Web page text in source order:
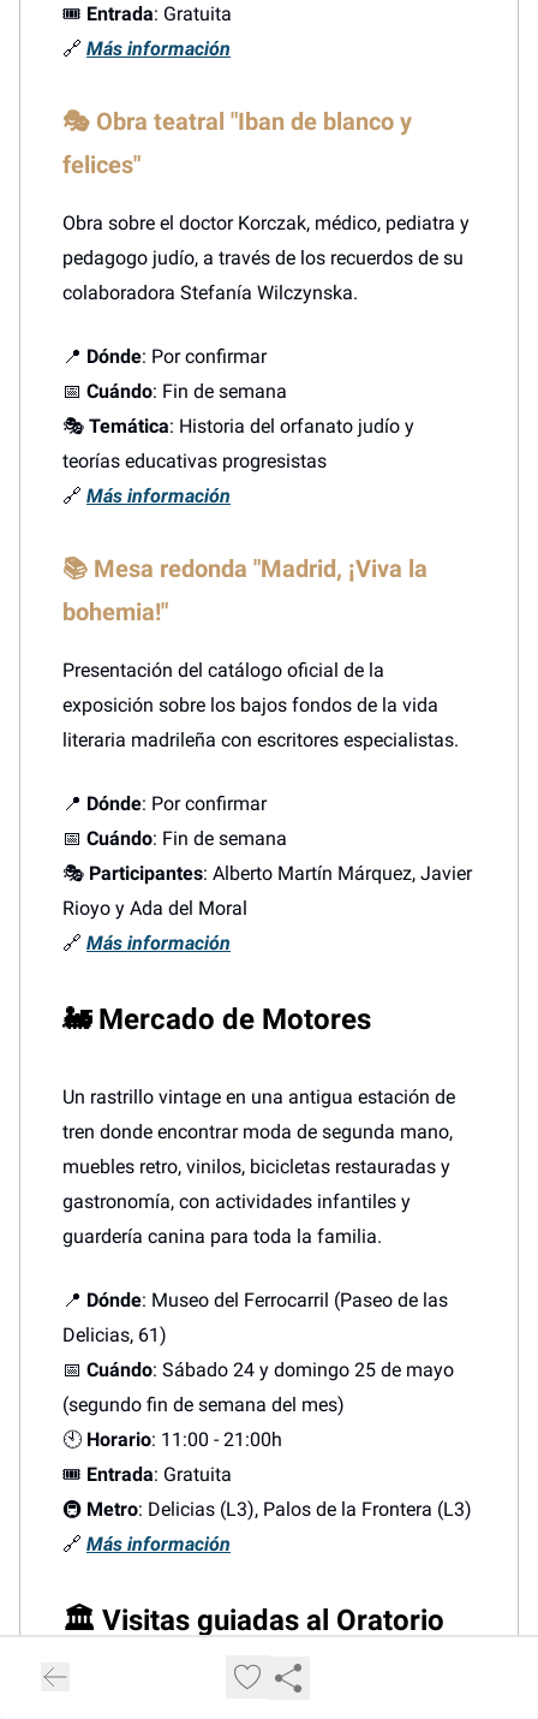
🎟️ Entrada: Gratuita
🔗 Más información
🎭 Obra teatral "Iban de blanco y
felices"
Obra sobre el doctor Korczak, médico, pediatra y
pedagogo judío, a través de los recuerdos de su
colaboradora Stefanía Wilczynska.
📍 Dónde: Por confirmar
📅 Cuándo: Fin de semana
🎭 Temática: Historia del orfanato judío y
teorías educativas progresistas
🔗 Más información
📚 Mesa redonda "Madrid, ¡Viva la
bohemia!"
Presentación del catálogo oficial de la
exposición sobre los bajos fondos de la vida
literaria madrileña con escritores especialistas.
📍 Dónde: Por confirmar
📅 Cuándo: Fin de semana
🎭 Participantes: Alberto Martín Márquez, Javier
Rioyo y Ada del Moral
🔗 Más información
🚂 Mercado de Motores
Un rastrillo vintage en una antigua estación de
tren donde encontrar moda de segunda mano,
muebles retro, vinilos, bicicletas restauradas y
gastronomía, con actividades infantiles y
guardería canina para toda la familia.
📍 Dónde: Museo del Ferrocarril (Paseo de las
Delicias, 61)
📅 Cuándo: Sábado 24 y domingo 25 de mayo
(segundo fin de semana del mes)
🕙 Horario: 11:00 - 21:00h
🎟️ Entrada: Gratuita
🚇 Metro: Delicias (L3), Palos de la Frontera (L3)
🔗 Más información
🏛️ Visitas guiadas al Oratorio
de la Casa de la Villa